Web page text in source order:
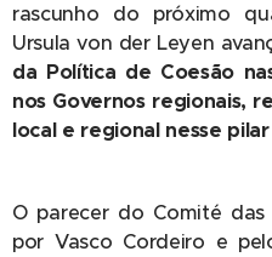
rascunho do próximo
Ursula von der Leyen
da Política de Coesão
nos Governos regionais,
local e regional nesse
O parecer do Comité das
por Vasco Cordeiro e